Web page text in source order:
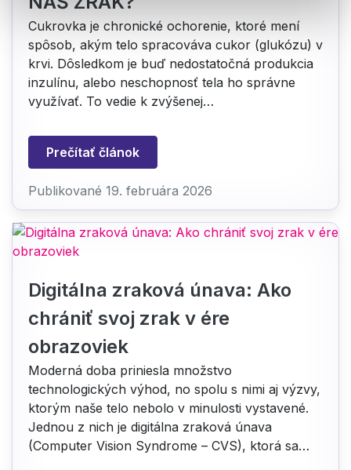
Cukrovka je chronické ochorenie, ktoré mení
spôsob, akým telo spracováva cukor (glukózu) v
krvi. Dôsledkom je buď nedostatočná produkcia
inzulínu, alebo neschopnosť tela ho správne
využívať. To vedie k zvýšenej…
Prečítať článok
Publikované 19. februára 2026
Digitálna zraková únava: Ako
chrániť svoj zrak v ére
obrazoviek
Moderná doba priniesla množstvo
technologických výhod, no spolu s nimi aj výzvy,
ktorým naše telo nebolo v minulosti vystavené.
Jednou z nich je digitálna zraková únava
(Computer Vision Syndrome – CVS), ktorá sa…